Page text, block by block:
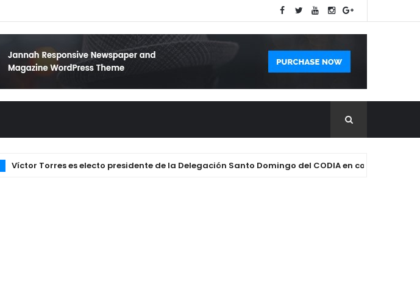
Víctor Torres es electo presidente de la Delegación Santo Domingo del CODIA en contundente